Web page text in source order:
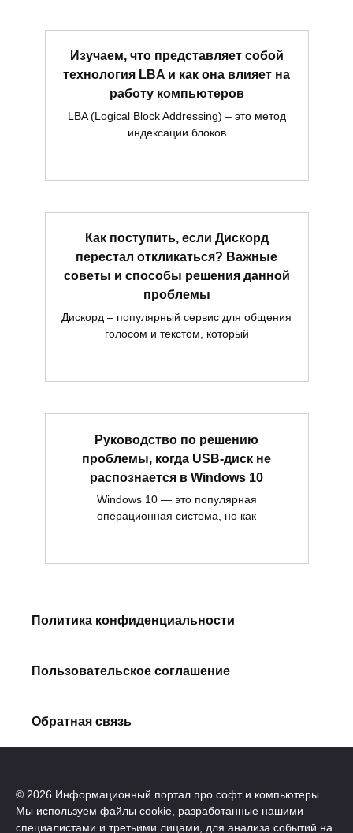
Изучаем, что представляет собой
технология LBA и как она влияет на
работу компьютеров
LBA (Logical Block Addressing) – это метод
индексации блоков
Как поступить, если Дискорд
перестал откликаться? Важные
советы и способы решения данной
проблемы
Дискорд – популярный сервис для общения
голосом и текстом, который
Руководство по решению
проблемы, когда USB-диск не
распознается в Windows 10
Windows 10 — это популярная
операционная система, но как
Политика конфиденциальности
Пользовательское соглашение
Обратная связь
© 2026 Информационный портал про софт и компьютеры.
Мы используем файлы cookie, разработанные нашими
специалистами и третьими лицами, для анализа событий на